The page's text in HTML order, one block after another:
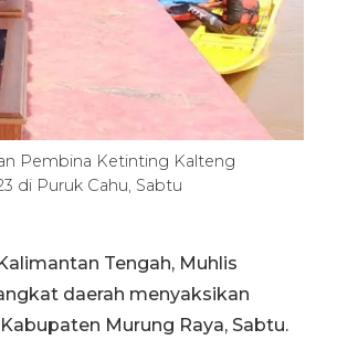
Pembina Ketinting Kalteng
di Puruk Cahu, Sabtu
Tengah, Muhlis
daerah menyaksikan
Murung Raya, Sabtu.